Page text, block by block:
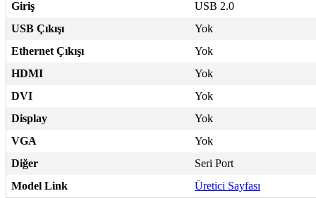
Giriş
USB 2.0
USB Çıkışı
Yok
Ethernet Çıkışı
Yok
HDMI
Yok
DVI
Yok
Display
Yok
VGA
Yok
Diğer
Seri Port
Model Link
Üretici Sayfası